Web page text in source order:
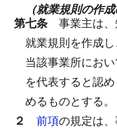
（就業規則の作
第七条 事業主は
就業規則を作成し
当該事業所にお
を代表すると認
めるものとする。
２ 前項の規定は